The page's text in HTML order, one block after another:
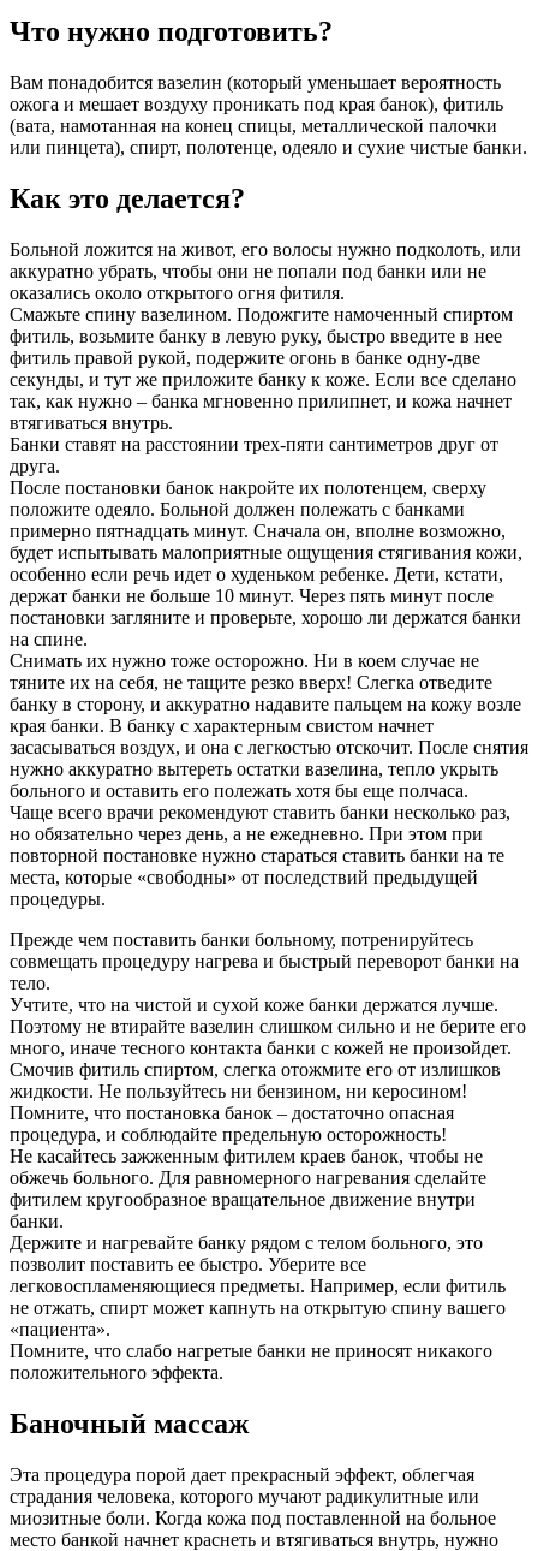
Что нужно подготовить?
Вам понадобится вазелин (который уменьшает вероятность
ожога и мешает воздуху проникать под края банок), фитиль
(вата, намотанная на конец спицы, металлической палочки
или пинцета), спирт, полотенце, одеяло и сухие чистые банки.
Как это делается?
Больной ложится на живот, его волосы нужно подколоть, или
аккуратно убрать, чтобы они не попали под банки или не
оказались около открытого огня фитиля.
Смажьте спину вазелином. Подожгите намоченный спиртом
фитиль, возьмите банку в левую руку, быстро введите в нее
фитиль правой рукой, подержите огонь в банке одну-две
секунды, и тут же приложите банку к коже. Если все сделано
так, как нужно – банка мгновенно прилипнет, и кожа начнет
втягиваться внутрь.
Банки ставят на расстоянии трех-пяти сантиметров друг от
друга.
После постановки банок накройте их полотенцем, сверху
положите одеяло. Больной должен полежать с банками
примерно пятнадцать минут. Сначала он, вполне возможно,
будет испытывать малоприятные ощущения стягивания кожи,
особенно если речь идет о худеньком ребенке. Дети, кстати,
держат банки не больше 10 минут. Через пять минут после
постановки загляните и проверьте, хорошо ли держатся банки
на спине.
Снимать их нужно тоже осторожно. Ни в коем случае не
тяните их на себя, не тащите резко вверх! Слегка отведите
банку в сторону, и аккуратно надавите пальцем на кожу возле
края банки. В банку с характерным свистом начнет
засасываться воздух, и она с легкостью отскочит. После снятия
нужно аккуратно вытереть остатки вазелина, тепло укрыть
больного и оставить его полежать хотя бы еще полчаса.
Чаще всего врачи рекомендуют ставить банки несколько раз,
но обязательно через день, а не ежедневно. При этом при
повторной постановке нужно стараться ставить банки на те
места, которые «свободны» от последствий предыдущей
процедуры.
Прежде чем поставить банки больному, потренируйтесь
совмещать процедуру нагрева и быстрый переворот банки на
тело.
Учтите, что на чистой и сухой коже банки держатся лучше.
Поэтому не втирайте вазелин слишком сильно и не берите его
много, иначе тесного контакта банки с кожей не произойдет.
Смочив фитиль спиртом, слегка отожмите его от излишков
жидкости. Не пользуйтесь ни бензином, ни керосином!
Помните, что постановка банок – достаточно опасная
процедура, и соблюдайте предельную осторожность!
Не касайтесь зажженным фитилем краев банок, чтобы не
обжечь больного. Для равномерного нагревания сделайте
фитилем кругообразное вращательное движение внутри
банки.
Держите и нагревайте банку рядом с телом больного, это
позволит поставить ее быстро. Уберите все
легковоспламеняющиеся предметы. Например, если фитиль
не отжать, спирт может капнуть на открытую спину вашего
«пациента».
Помните, что слабо нагретые банки не приносят никакого
положительного эффекта.
Баночный массаж
Эта процедура порой дает прекрасный эффект, облегчая
страдания человека, которого мучают радикулитные или
миозитные боли. Когда кожа под поставленной на больное
место банкой начнет краснеть и втягиваться внутрь, нужно